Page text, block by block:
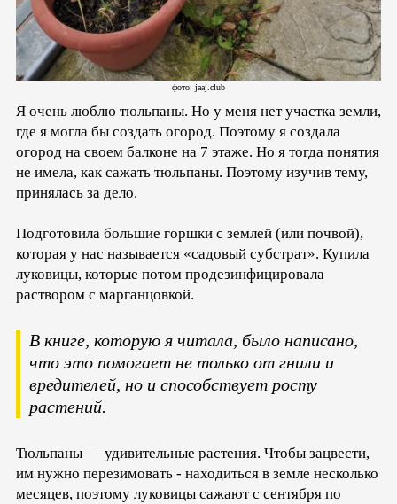
фото: jaaj.club
Я очень люблю тюльпаны. Но у меня нет участка земли,
где я могла бы создать огород. Поэтому я создала
огород на своем балконе на 7 этаже. Но я тогда понятия
не имела, как сажать тюльпаны. Поэтому изучив тему,
принялась за дело.
Подготовила большие горшки с землей (или почвой),
которая у нас называется «садовый субстрат». Купила
луковицы, которые потом продезинфицировала
раствором с марганцовкой.
В книге, которую я читала, было написано,
что это помогает не только от гнили и
вредителей, но и способствует росту
растений.
Тюльпаны — удивительные растения. Чтобы зацвести,
им нужно перезимовать - находиться в земле несколько
месяцев, поэтому луковицы сажают с сентября по